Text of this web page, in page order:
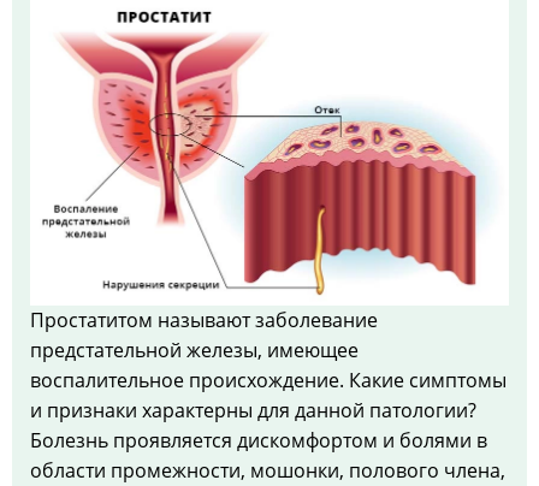
Простатитом называют заболевание
предстательной железы, имеющее
воспалительное происхождение. Какие симптомы
и признаки характерны для данной патологии?
Болезнь проявляется дискомфортом и болями в
области промежности, мошонки, полового члена,